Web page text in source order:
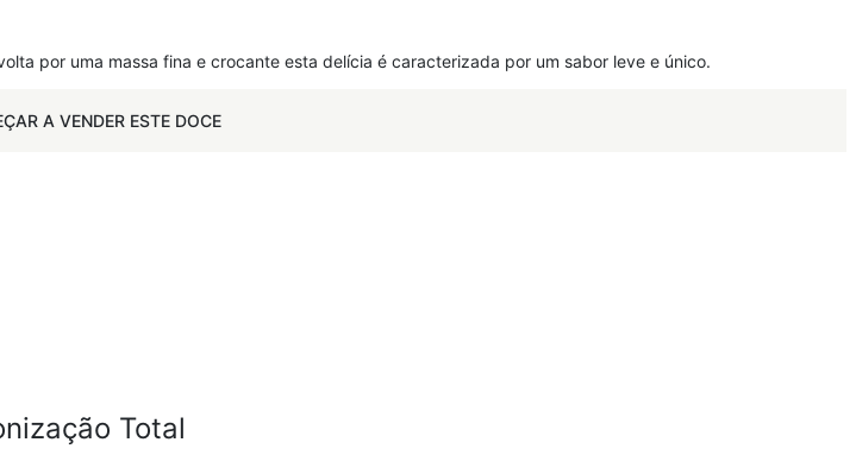
por uma massa fina e crocante esta delícia é caracterizada por um sabor leve e único.
A VENDER ESTE DOCE
Total